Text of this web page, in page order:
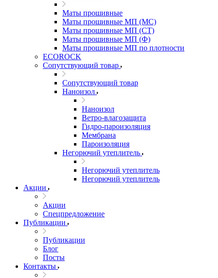
Маты прошивные
Маты прошивные МП (МС)
Маты прошивные МП (СТ)
Маты прошивные МП (Ф)
Маты прошивные МП по плотности
ECOROCK
Сопутствующий товар
Сопутствующий товар
Наноизол
Наноизол
Ветро-влагозащита
Гидро-пароизоляция
Мембрана
Пароизоляция
Негорючий утеплитель
Негорючий утеплитель
Негорючий утеплитель
Акции
Акции
Спецпредложение
Публикации
Публикации
Блог
Посты
Контакты